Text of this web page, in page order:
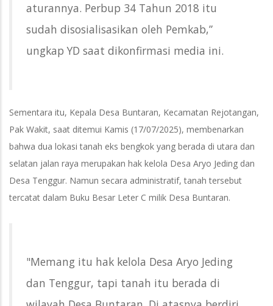
aturannya. Perbup 34 Tahun 2018 itu
sudah disosialisasikan oleh Pemkab,”
ungkap YD saat dikonfirmasi media ini.
Sementara itu, Kepala Desa Buntaran, Kecamatan Rejotangan,
Pak Wakit, saat ditemui Kamis (17/07/2025), membenarkan
bahwa dua lokasi tanah eks bengkok yang berada di utara dan
selatan jalan raya merupakan hak kelola Desa Aryo Jeding dan
Desa Tenggur. Namun secara administratif, tanah tersebut
tercatat dalam Buku Besar Leter C milik Desa Buntaran.
"Memang itu hak kelola Desa Aryo Jeding
dan Tenggur, tapi tanah itu berada di